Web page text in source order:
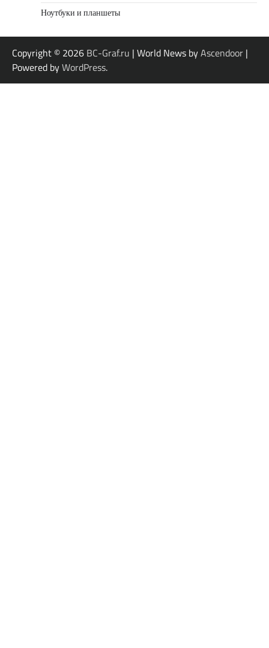
Ноутбуки и планшеты
Copyright © 2026 BC-Graf.ru | World News byAscendoor |
Powered byWordPress.